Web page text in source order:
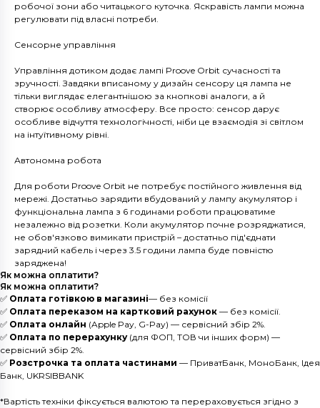
робочої зони або читацького куточка. Яскравість лампи можна
регулювати під власні потреби.
Сенсорне управління
Управління дотиком додає лампі Proove Orbit сучасності та
зручності. Завдяки вписаному у дизайн сенсору ця лампа не
тільки виглядає елегантнішою за кнопкові аналоги, а й
створює особливу атмосферу. Все просто: сенсор дарує
особливе відчуття технологічності, ніби це взаємодія зі світлом
на інтуїтивному рівні.
Автономна робота
Для роботи Proove Orbit не потребує постійного живлення від
мережі. Достатньо зарядити вбудований у лампу акумулятор і
функціональна лампа з 6 годинами роботи працюватиме
незалежно від розетки. Коли акумулятор почне розряджатися,
не обов'язково вимикати пристрій – достатньо під'єднати
зарядний кабель і через 3.5 години лампа буде повністю
заряджена!
Як можна оплатити?
Як можна оплатити?
✅ Оплата готівкою в магазині— без комісії
✅ Оплата переказом на картковий рахунок — без комісії.
✅ Оплата онлайн (Apple Pay, G-Pay) — сервісний збір 2%.
✅ Оплата по перерахунку (для ФОП, ТОВ чи інших форм) —
сервісний збір 2%.
✅ Розстрочка та оплата частинами — ПриватБанк, МоноБанк, Ідея
Банк, UKRSIBBANK
*Вартість техніки фіксується валютою та перераховується згідно з